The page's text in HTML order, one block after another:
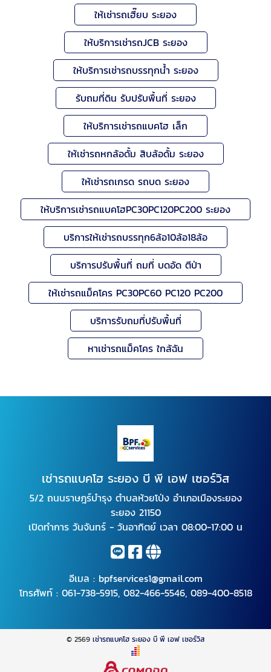
ให้เช่ารถเฮี๊ยบ ระยอง
ให้บริการเช่ารถJCB ระยอง
ให้บริการเช่ารถบรรทุกน้ำ ระยอง
รับถมที่ดิน รับปรับพื้นที่ ระยอง
ให้บริการเช่ารถแบคโฮ เล็ก
ให้เช่ารถหกล้อดั้ม สิบล้อดั้ม ระยอง
ให้เช่ารถเกรด รถบด ระยอง
ให้บริการเช่ารถแบคโฮPC30PC120PC200 ระยอง
บริการให้เช่ารถบรรทุก6ล้อ10ล้อ18ล้อ
บริการปรับพื้นที่ ถมที่ บดอัด ตีป่า
ให้เช่ารถแม็คโคร PC30PC60 PC120 PC200
บริการรับถมที่ปรับพื้นที่
หาเช่ารถแม็คโคร ใกล้ฉัน
เช่ารถแบคโฮ ระยอง บี พี เอฟ เซอร์วิส
5/2 ถนนราษฎร์บำรุง ตำบลห้วยโป่ง อำเภอเมืองระยอง
ระยอง 21150
เปิดทำการ วันจันทร์ - วันอาทิตย์ เวลา 08:00-17:00 น
อีเมล : bpfservices1@gmail.com
โทรศัพท์ : 061-738-5915, 082-466-5546, 089-400-8518
© 2569 เช่ารถแบคโฮ ระยอง บี พี เอฟ เซอร์วิส